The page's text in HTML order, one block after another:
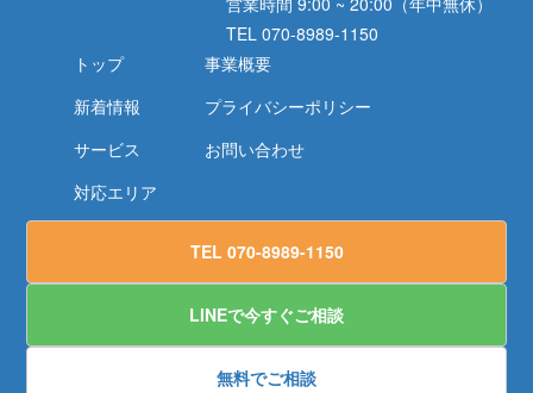
TEL 070-8989-1150
トップ
新着情報
サービス
対応エリア
事業概要
プライバシーポリシー
お問い合わせ
TEL 070-8989-1150
LINEで今すぐご相談
無料でご相談